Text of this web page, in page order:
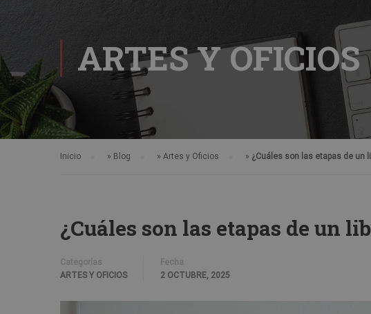
ARTES Y OFICIOS
Inicio » Blog » Artes y Oficios » ¿Cuáles son las etapas de un
¿Cuáles son las etapas de un
Categorías
ARTES Y OFICIOS
Fecha
2 OCTUBRE, 2025